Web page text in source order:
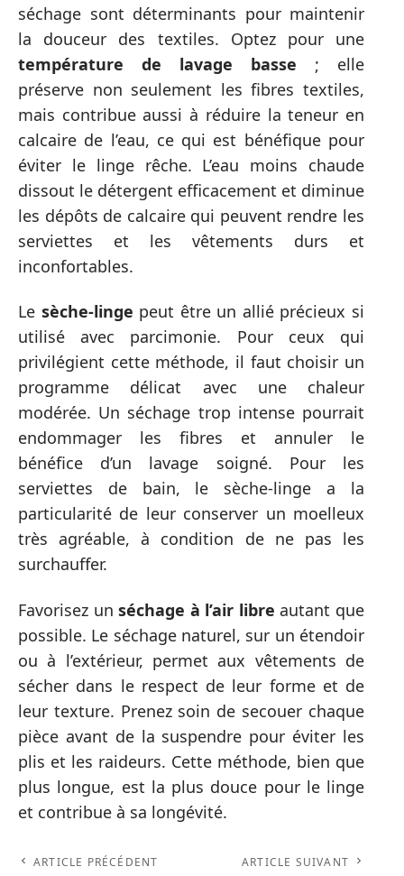
séchage sont déterminants pour maintenir
la douceur des textiles. Optez pour une
température de lavage basse ; elle
préserve non seulement les fibres textiles,
mais contribue aussi à réduire la teneur en
calcaire de l’eau, ce qui est bénéfique pour
éviter le linge rêche. L’eau moins chaude
dissout le détergent efficacement et diminue
les dépôts de calcaire qui peuvent rendre les
serviettes et les vêtements durs et
inconfortables.
Le sèche-linge peut être un allié précieux si
utilisé avec parcimonie. Pour ceux qui
privilégient cette méthode, il faut choisir un
programme délicat avec une chaleur
modérée. Un séchage trop intense pourrait
endommager les fibres et annuler le
bénéfice d’un lavage soigné. Pour les
serviettes de bain, le sèche-linge a la
particularité de leur conserver un moelleux
très agréable, à condition de ne pas les
surchauffer.
Favorisez unséchage à l’air libre autant que
possible. Le séchage naturel, sur un étendoir
ou à l’extérieur, permet aux vêtements de
sécher dans le respect de leur forme et de
leur texture. Prenez soin de secouer chaque
pièce avant de la suspendre pour éviter les
plis et les raideurs. Cette méthode, bien que
plus longue, est la plus douce pour le linge
et contribue à sa longévité.
ARTICLE PRÉCÉDENT ARTICLE SUIVANT